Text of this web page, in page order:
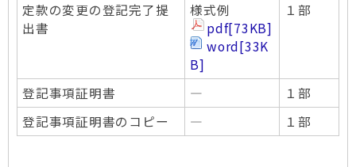
定款の変更の登記完了提
出書
様式例
pdf[73KB]
word[33K
B]
１部
登記事項証明書 ―
１部
登記事項証明書のコピー
― １部